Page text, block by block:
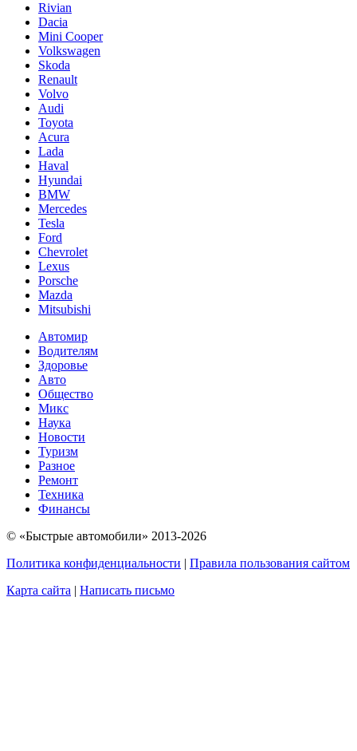
Rivian
Dacia
Mini Cooper
Volkswagen
Skoda
Renault
Volvo
Audi
Toyota
Acura
Lada
Haval
Hyundai
BMW
Mercedes
Tesla
Ford
Chevrolet
Lexus
Porsche
Mazda
Mitsubishi
Автомир
Водителям
Здоровье
Авто
Общество
Микс
Наука
Новости
Туризм
Разное
Ремонт
Техника
Финансы
© «Быстрые автомобили» 2013-2026
Политика конфиденциальности | Правила пользования сайтом
Карта сайта | Написать письмо